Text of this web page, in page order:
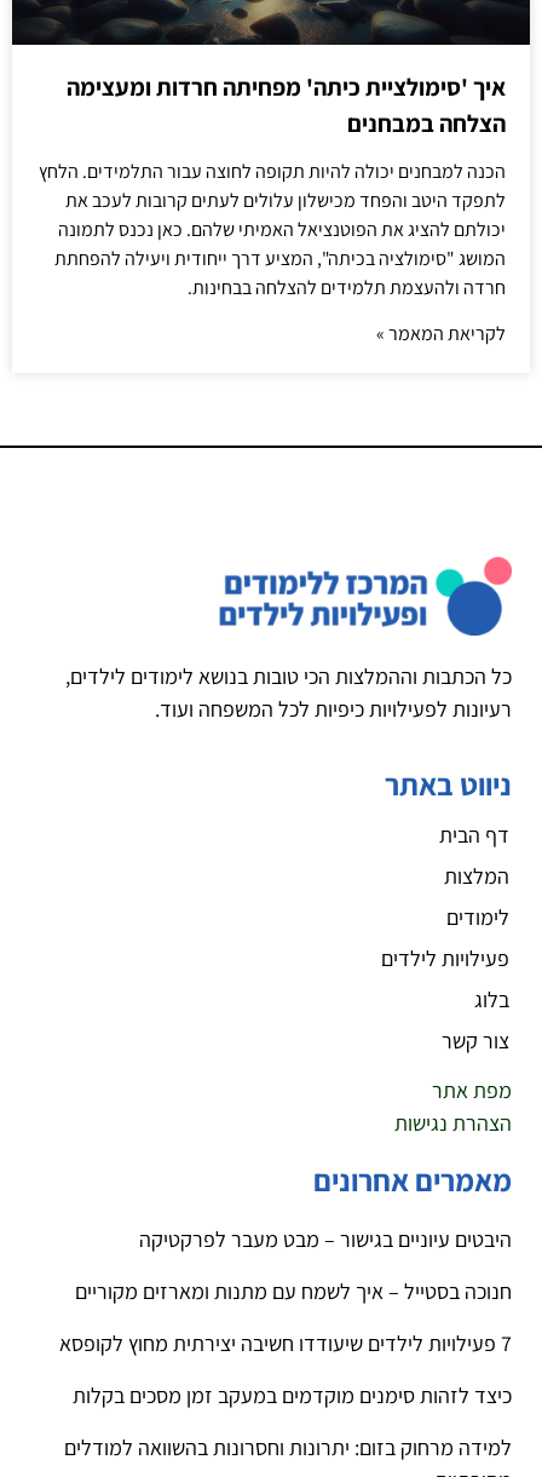
איך 'סימולציית כיתה' מפחיתה חרדות ומעצימה
הצלחה במבחנים
הכנה למבחנים יכולה להיות תקופה לחוצה עבור התלמידים. הלחץ
לתפקד היטב והפחד מכישלון עלולים לעתים קרובות לעכב את
יכולתם להציג את הפוטנציאל האמיתי שלהם. כאן נכנס לתמונה
המושג "סימולציה בכיתה", המציע דרך ייחודית ויעילה להפחתת
חרדה ולהעצמת תלמידים להצלחה בבחינות.
לקריאת המאמר »
כל הכתבות וההמלצות הכי טובות בנושא לימודים לילדים,
רעיונות לפעילויות כיפיות לכל המשפחה ועוד.
ניווט באתר
דף הבית
המלצות
לימודים
פעילויות לילדים
בלוג
צור קשר
מפת אתר
הצהרת נגישות
מאמרים אחרונים
היבטים עיוניים בגישור – מבט מעבר לפרקטיקה
חנוכה בסטייל – איך לשמח עם מתנות ומארזים מקוריים
7 פעילויות לילדים שיעודדו חשיבה יצירתית מחוץ לקופסא
כיצד לזהות סימנים מוקדמים במעקב זמן מסכים בקלות
למידה מרחוק בזום: יתרונות וחסרונות בהשוואה למודלים